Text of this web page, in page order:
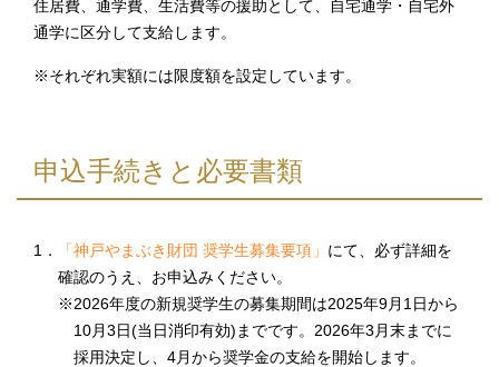
住居費、通学費、生活費等の援助として、自宅通学・自宅外
通学に区分して支給します。
※それぞれ実額には限度額を設定しています。
申込手続きと必要書類
1． 「神戸やまぶき財団 奨学生募集要項」 にて、必ず詳細を
確認のうえ、お申込みください。
※2026年度の新規奨学生の募集期間は2025年9月1日から
10月3日(当日消印有効)までです。2026年3月末までに
採用決定し、4月から奨学金の支給を開始します。